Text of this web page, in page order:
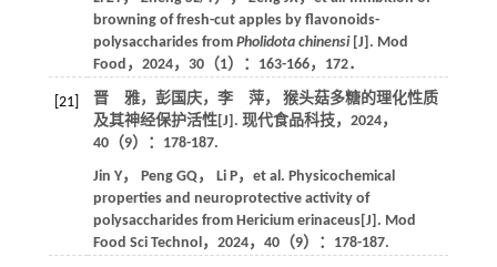
browning of fresh-cut apples by flavonoids-
polysaccharides from Pholidota chinensi[J]. Mod
Food ， 2024， 30（1）：163-166，172．
[21]
晋 雅，彭国庆，李 萍， 猴头菇多糖的理化性质
及其神经保护活性[J]. 现代食品科技 ， 2024，
40（9）：178-187.
Jin Y， Peng GQ， Li P，et al. Physicochemical
properties and neuroprotective activity of
polysaccharides from Hericium erinaceus[J]. Mod
Food Sci Technol ， 2024， 40（9）：178-187.